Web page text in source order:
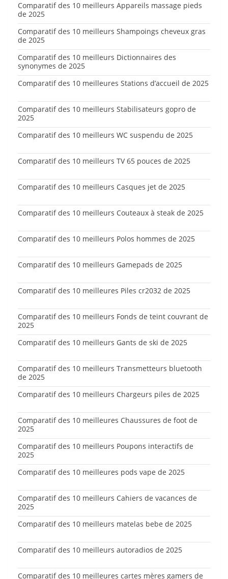
Comparatif des 10 meilleurs Appareils massage pieds
de 2025
Comparatif des 10 meilleurs Shampoings cheveux gras
de 2025
Comparatif des 10 meilleurs Dictionnaires des
synonymes de 2025
Comparatif des 10 meilleures Stations d’accueil de 2025
Comparatif des 10 meilleurs Stabilisateurs gopro de
2025
Comparatif des 10 meilleurs WC suspendu de 2025
Comparatif des 10 meilleurs TV 65 pouces de 2025
Comparatif des 10 meilleurs Casques jet de 2025
Comparatif des 10 meilleurs Couteaux à steak de 2025
Comparatif des 10 meilleurs Polos hommes de 2025
Comparatif des 10 meilleurs Gamepads de 2025
Comparatif des 10 meilleures Piles cr2032 de 2025
Comparatif des 10 meilleurs Fonds de teint couvrant de
2025
Comparatif des 10 meilleurs Gants de ski de 2025
Comparatif des 10 meilleurs Transmetteurs bluetooth
de 2025
Comparatif des 10 meilleurs Chargeurs piles de 2025
Comparatif des 10 meilleures Chaussures de foot de
2025
Comparatif des 10 meilleurs Poupons interactifs de
2025
Comparatif des 10 meilleures pods vape de 2025
Comparatif des 10 meilleurs Cahiers de vacances de
2025
Comparatif des 10 meilleurs matelas bebe de 2025
Comparatif des 10 meilleurs autoradios de 2025
Comparatif des 10 meilleures cartes mères gamers de